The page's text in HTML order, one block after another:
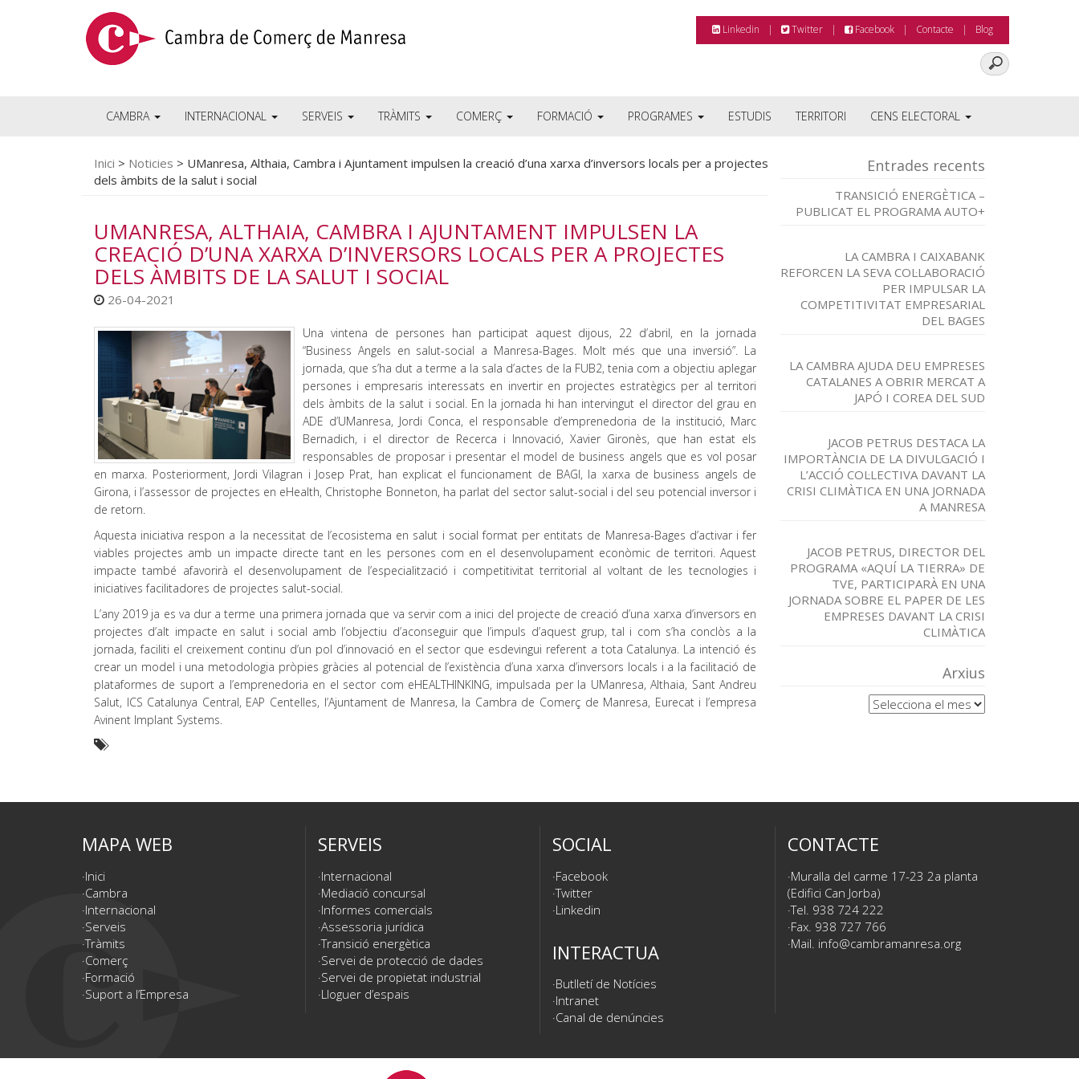
Linkedin Twitter Facebook Contacte Blog
CAMBRA INTERNACIONAL SERVEIS TRÀMITS COMERÇ FORMACIÓ PROGRAMES ESTUDIS TERRITORI CENS ELECTORAL
Inici > Noticies > UManresa, Althaia, Cambra i Ajuntament impulsen la creació d’una xarxa d’inversors locals per a projectes
dels àmbits de la salut i social
UMANRESA, ALTHAIA, CAMBRA I AJUNTAMENT IMPULSEN LA
CREACIÓ D’UNA XARXA D’INVERSORS LOCALS PER A PROJECTES
DELS ÀMBITS DE LA SALUT I SOCIAL
26-04-2021
Una vintena de persones han participat aquest dijous, 22 d’abril, en la jornada
“Business Angels en salut-social a Manresa-Bages. Molt més que una inversió”. La
jornada, que s’ha dut a terme a la sala d’actes de la FUB2, tenia com a objectiu aplegar
persones i empresaris interessats en invertir en projectes estratègics per al territori
dels àmbits de la salut i social. En la jornada hi han intervingut el director del grau en
ADE d’UManresa, Jordi Conca, el responsable d’emprenedoria de la institució, Marc
Bernadich, i el director de Recerca i Innovació, Xavier Gironès, que han estat els
responsables de proposar i presentar el model de business angels que es vol posar
en marxa. Posteriorment, Jordi Vilagran i Josep Prat, han explicat el funcionament de BAGI, la xarxa de business angels de
Girona, i l’assessor de projectes en eHealth, Christophe Bonneton, ha parlat del sector salut-social i del seu potencial inversor i
de retorn.
Aquesta iniciativa respon a la necessitat de l’ecosistema en salut i social format per entitats de Manresa-Bages d’activar i fer
viables projectes amb un impacte directe tant en les persones com en el desenvolupament econòmic de territori. Aquest
impacte també afavorirà el desenvolupament de l’especialització i competitivitat territorial al voltant de les tecnologies i
iniciatives facilitadores de projectes salut-social.
L’any 2019 ja es va dur a terme una primera jornada que va servir com a inici del projecte de creació d’una xarxa d’inversors en
projectes d’alt impacte en salut i social amb l’objectiu d’aconseguir que l’impuls d’aquest grup, tal i com s’ha conclòs a la
jornada, faciliti el creixement continu d’un pol d’innovació en el sector que esdevingui referent a tota Catalunya. La intenció és
crear un model i una metodologia pròpies gràcies al potencial de l’existència d’una xarxa d’inversors locals i a la facilitació de
plataformes de suport a l’emprenedoria en el sector com eHEALTHINKING, impulsada per la UManresa, Althaia, Sant Andreu
Salut, ICS Catalunya Central, EAP Centelles, l’Ajuntament de Manresa, la Cambra de Comerç de Manresa, Eurecat i l’empresa
Avinent Implant Systems.
Entrades recents
TRANSICIÓ ENERGÈTICA –
PUBLICAT EL PROGRAMA AUTO+
LA CAMBRA I CAIXABANK
REFORCEN LA SEVA COL·LABORACIÓ
PER IMPULSAR LA
COMPETITIVITAT EMPRESARIAL
DEL BAGES
LA CAMBRA AJUDA DEU EMPRESES
CATALANES A OBRIR MERCAT A
JAPÓ I COREA DEL SUD
JACOB PETRUS DESTACA LA
IMPORTÀNCIA DE LA DIVULGACIÓ I
L’ACCIÓ COL·LECTIVA DAVANT LA
CRISI CLIMÀTICA EN UNA JORNADA
A MANRESA
JACOB PETRUS, DIRECTOR DEL
PROGRAMA «AQUÍ LA TIERRA» DE
TVE, PARTICIPARÀ EN UNA
JORNADA SOBRE EL PAPER DE LES
EMPRESES DAVANT LA CRISI
CLIMÀTICA
Arxius
Arxius
MAPA WEB
Inici
Cambra
Internacional
Serveis
Tràmits
Comerç
Formació
Suport a l’Empresa
SERVEIS
Internacional
Mediació concursal
Informes comercials
Assessoria jurídica
Transició energètica
Servei de protecció de dades
Servei de propietat industrial
Lloguer d’espais
SOCIAL
Facebook
Twitter
Linkedin
INTERACTUA
Butlletí de Notícies
Intranet
Canal de denúncies
CONTACTE
Muralla del carme 17-23 2a planta
(Edifici Can Jorba)
Tel. 938 724 222
Fax. 938 727 766
Mail. info@cambramanresa.org